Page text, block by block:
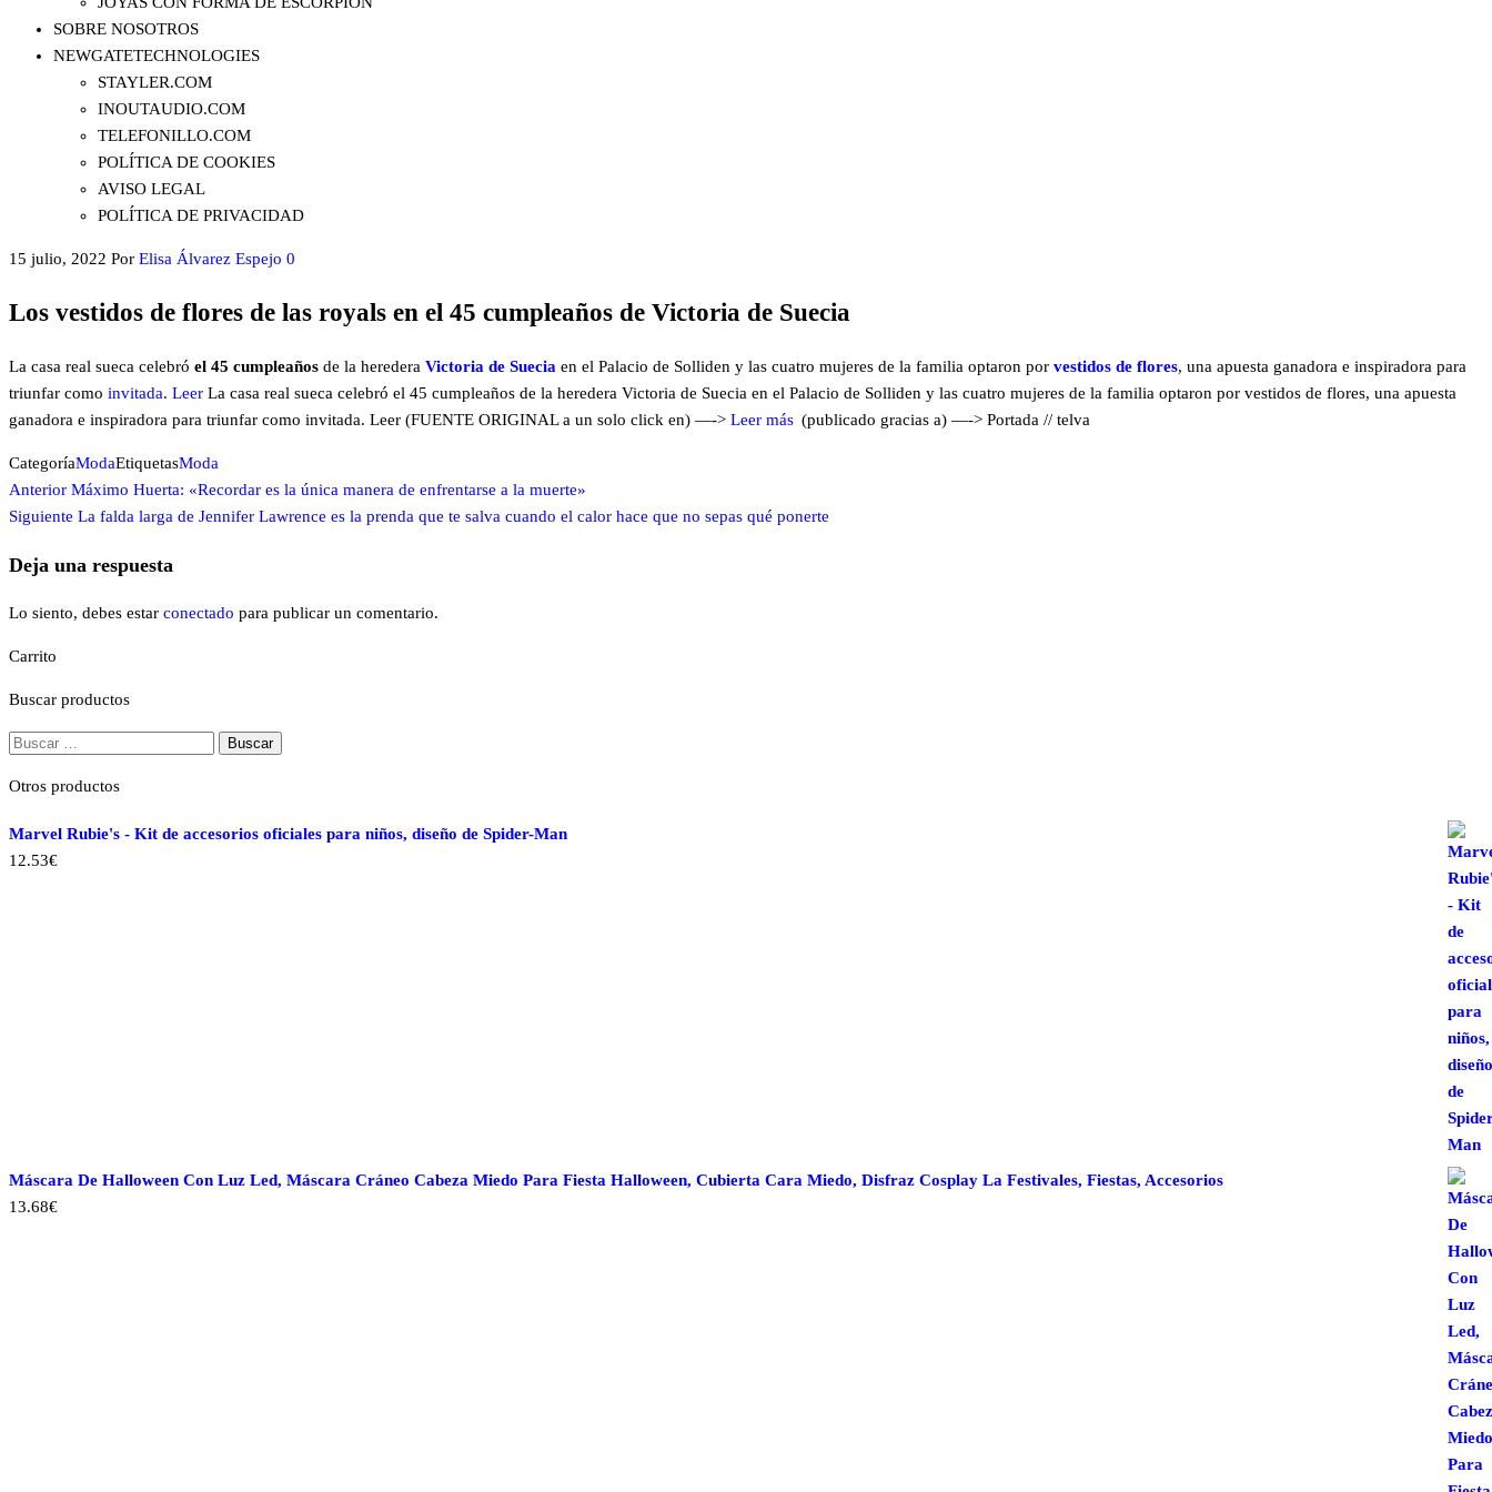
SOBRE NOSOTROS
NEWGATETECHNOLOGIES
STAYLER.COM
INOUTAUDIO.COM
TELEFONILLO.COM
POLÍTICA DE COOKIES
AVISO LEGAL
POLÍTICA DE PRIVACIDAD
15 julio, 2022 Por Elisa Álvarez Espejo 0
Los vestidos de flores de las royals en el 45 cumpleaños de Victoria de Suecia
La casa real sueca celebró el 45 cumpleaños de la heredera Victoria de Suecia en el Palacio de Solliden y las cuatro mujeres de la familia optaron por vestidos de flores, una apuesta ganadora e inspiradora para
triunfar como invitada. Leer La casa real sueca celebró el 45 cumpleaños de la heredera Victoria de Suecia en el Palacio de Solliden y las cuatro mujeres de la familia optaron por vestidos de flores, una apuesta
ganadora e inspiradora para triunfar como invitada. Leer (FUENTE ORIGINAL a un solo click en) —-> Leer más (publicado gracias a) —-> Portada // telva
CategoríaModaEtiquetasModa
Navegación
entradas
Entrada
anterior
Anterior Máximo Huerta: «Recordar es la única manera de enfrentarse a la muerte»
Entrada
Siguiente La falda larga de Jennifer Lawrence es la prenda que te salva cuando el calor hace que no sepas qué ponerte
Deja una respuesta
Lo siento, debes estar conectado para publicar un comentario.
Carrito
Buscar productos
Buscar:
Otros productos
Marvel Rubie's - Kit de accesorios oficiales para niños, diseño de Spider-Man
12.53€
Máscara De Halloween Con Luz Led, Máscara Cráneo Cabeza Miedo Para Fiesta Halloween, Cubierta Cara Miedo, Disfraz Cosplay La Festivales, Fiestas, Accesorios
13.68€